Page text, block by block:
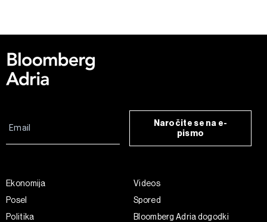
Naročite se na e-
pismo
Ekonomija
Posel
Politika
Videos
Spored
Bloomberg Adria dogodki